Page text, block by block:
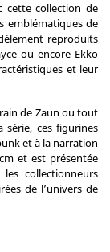
cette collection de
emblématiques de
reproduits
ou encore Ekko
et leur
de Zaun ou tout
série, ces figurines
et à la narration
et est présentée
collectionneurs
de l’univers de